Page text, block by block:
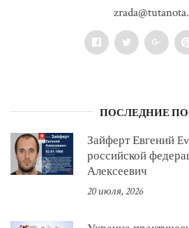
FacebookTwitter
ПОСЛЕДНИЕ
Зайферт Евгений
российской
Алексеевич
20 июля, 2026